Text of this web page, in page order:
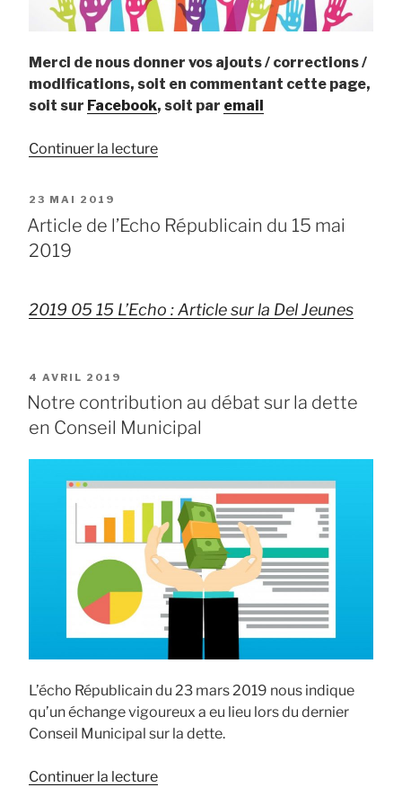
Merci de nous donner vos ajouts / corrections /
modifications, soit en commentant cette page,
soit sur Facebook, soit par email
Continuer la lecturede
Liste
ouverts »
PUBLIÉ
LE
23 MAI 2019
Article de l’Echo Républicain du 15 mai
2019
2019 05 15 L’Echo : Article sur la Del Jeunes
PUBLIÉ
LE
4 AVRIL 2019
Notre contribution au débat sur la dette
en Conseil Municipal
L’écho Républicain du 23 mars 2019 nous indique
qu’un échange vigoureux a eu lieu lors du dernier
Conseil Municipal sur la dette.
Continuer la lecturede